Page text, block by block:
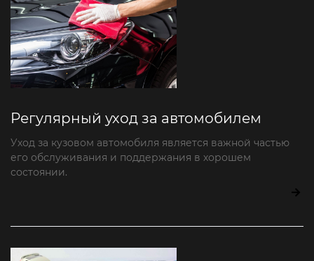
Регулярный уход за автомобилем
Уход за кузовом автомобиля является важной частью
его обслуживания и поддержания в хорошем
состоянии.